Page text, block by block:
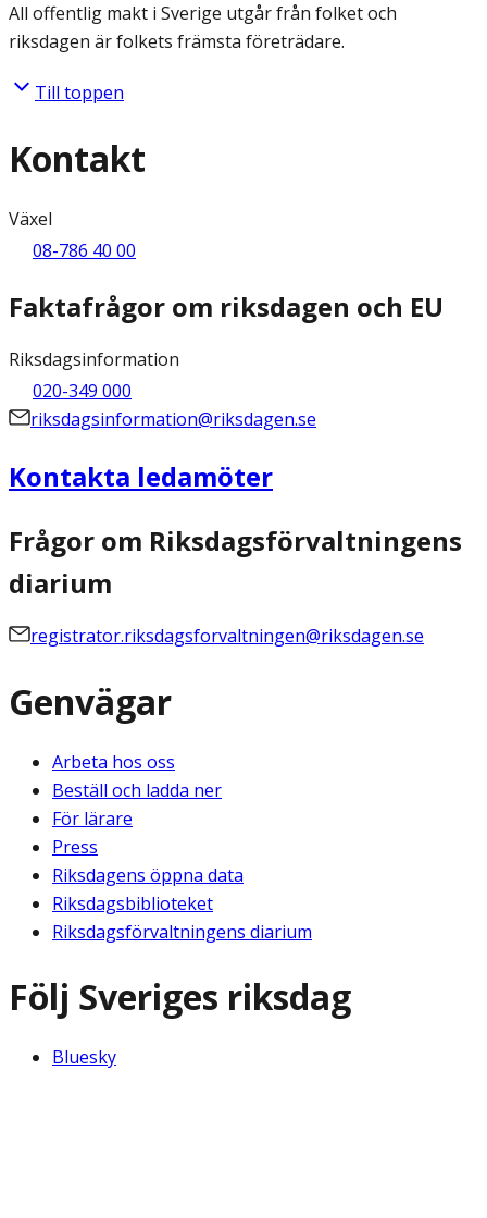
All offentlig makt i Sverige utgår från folket och
riksdagen är folkets främsta företrädare.
Till toppen
Kontakt
Växel
08-786 40 00
Faktafrågor om riksdagen och EU
Riksdagsinformation
020-349 000
riksdagsinformation@riksdagen.se
Kontakta ledamöter
Frågor om Riksdagsförvaltningens
diarium
registrator.riksdagsforvaltningen@riksdagen.se
Genvägar
Arbeta hos oss
Beställ och ladda ner
För lärare
Press
Riksdagens öppna data
Riksdagsbiblioteket
Riksdagsförvaltningens diarium
Följ Sveriges riksdag
Bluesky